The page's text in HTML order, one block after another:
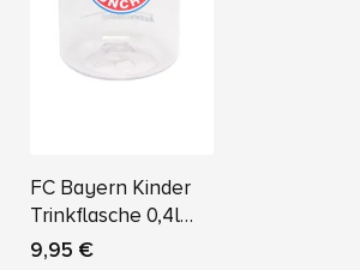
FC Bayern Kinder
Trinkflasche 0,4l
Tritan
9,95 €